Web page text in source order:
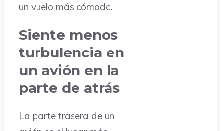
un vuelo más cómodo.
Siente menos
turbulencia en
un avión en la
parte de atrás
La parte trasera de un